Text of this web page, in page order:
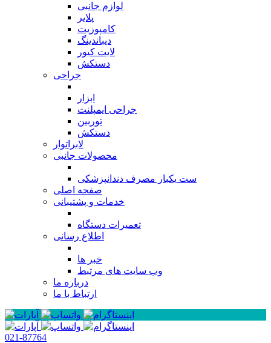
لوازم جانبی
پلایر
کامپوزیت
دیباندینگ
لایت کیور
دستکش
جراحی
ابزار
جراحی ایمپلنت
توربین
دستکش
لابراتوار
محصولات جانبی
ست یکبار مصرف دندانپزشکی
صفحه اصلی
خدمات و پشتیبانی
تعمیرات دستگاه
اطلاع رسانی
خبر ها
وب سایت های مرتبط
درباره ما
ارتباط با ما
021-87764